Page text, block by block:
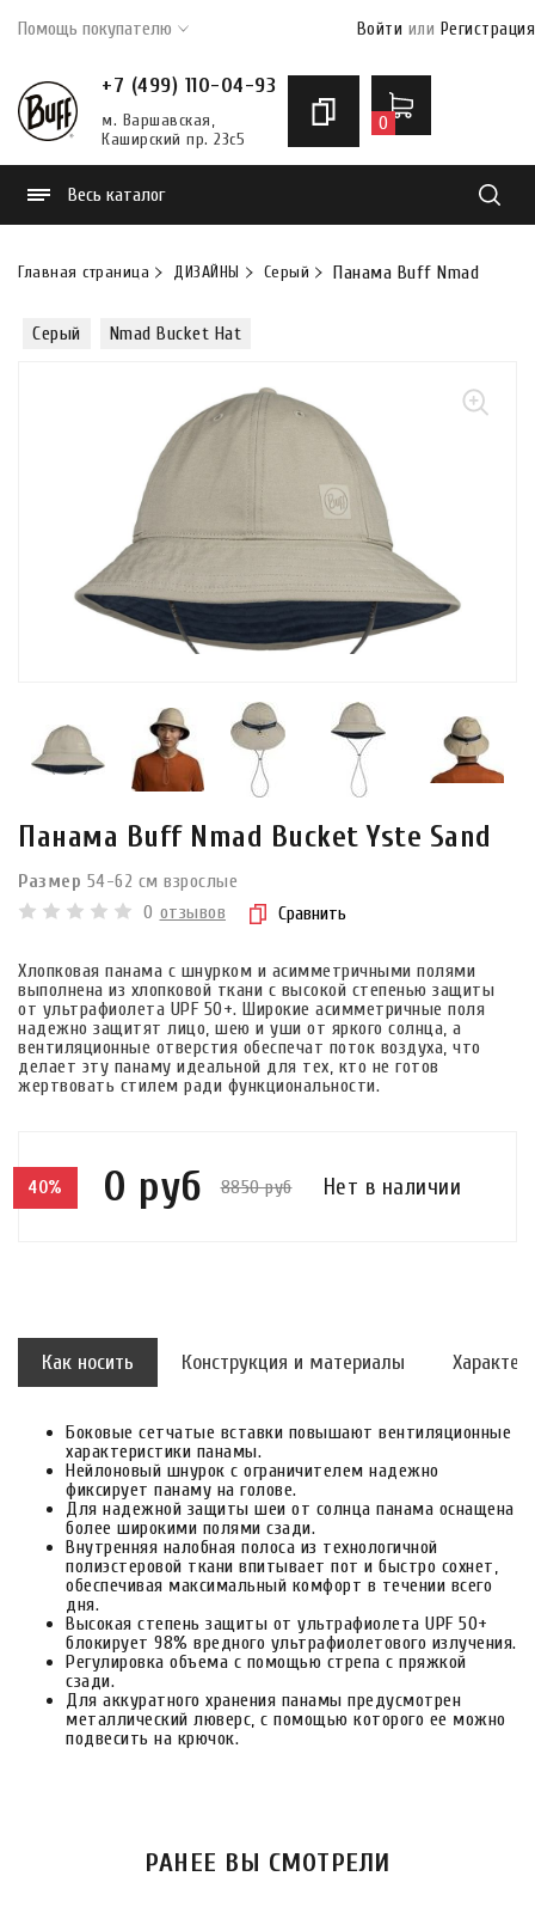
Помощь покупателю Войти или Регистрация
+7 (499) 110-04-93
м. Варшавская,
Каширский пр. 23с5
0
Весь каталог
Главная страница ДИЗАЙНЫ Серый Панама Buff Nmad
Серый Nmad Bucket Hat
Панама Buff Nmad Bucket Yste Sand
Размер 54-62 см взрослые
0 отзывов Сравнить
Хлопковая панама с шнурком и асимметричными полями
выполнена из хлопковой ткани с высокой степенью защиты
от ультрафиолета UPF 50+. Широкие асимметричные поля
надежно защитят лицо, шею и уши от яркого солнца, а
вентиляционные отверстия обеспечат поток воздуха, что
делает эту панаму идеальной для тех, кто не готов
жертвовать стилем ради функциональности.
40% 0 руб 8850 руб Нет в наличии
Как носить Конструкция и материалы
Боковые сетчатые вставки повышают вентиляционные
характеристики панамы.
Нейлоновый шнурок с ограничителем надежно
фиксирует панаму на голове.
Для надежной защиты шеи от солнца панама оснащена
более широкими полями сзади.
Внутренняя налобная полоса из технологичной
полиэстеровой ткани впитывает пот и быстро сохнет,
обеспечивая максимальный комфорт в течении всего
дня.
Высокая степень защиты от ультрафиолета UPF 50+
блокирует 98% вредного ультрафиолетового излучения.
Регулировка объема с помощью стрепа с пряжкой
сзади.
Для аккуратного хранения панамы предусмотрен
металлический люверс, с помощью которого ее можно
подвесить на крючок.
РАНЕЕ ВЫ СМОТРЕЛИ